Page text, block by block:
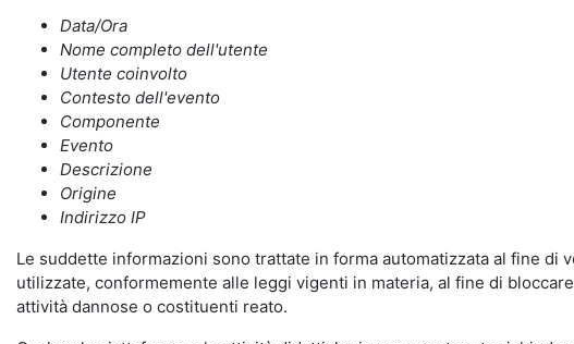
Data/Ora
Nome completo dell'utente
Utente coinvolto
Contesto dell'evento
Componente
Evento
Descrizione
Origine
Indirizzo IP
Le suddette informazioni sono trattate in forma automatizzata al fine
utilizzate, conformemente alle leggi vigenti in materia, al fine di
attività dannose o costituenti reato.